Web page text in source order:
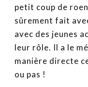
petit coup de
sûrement fait
avec des jeunes
leur rôle. Il a le
manière directe
ou pas !